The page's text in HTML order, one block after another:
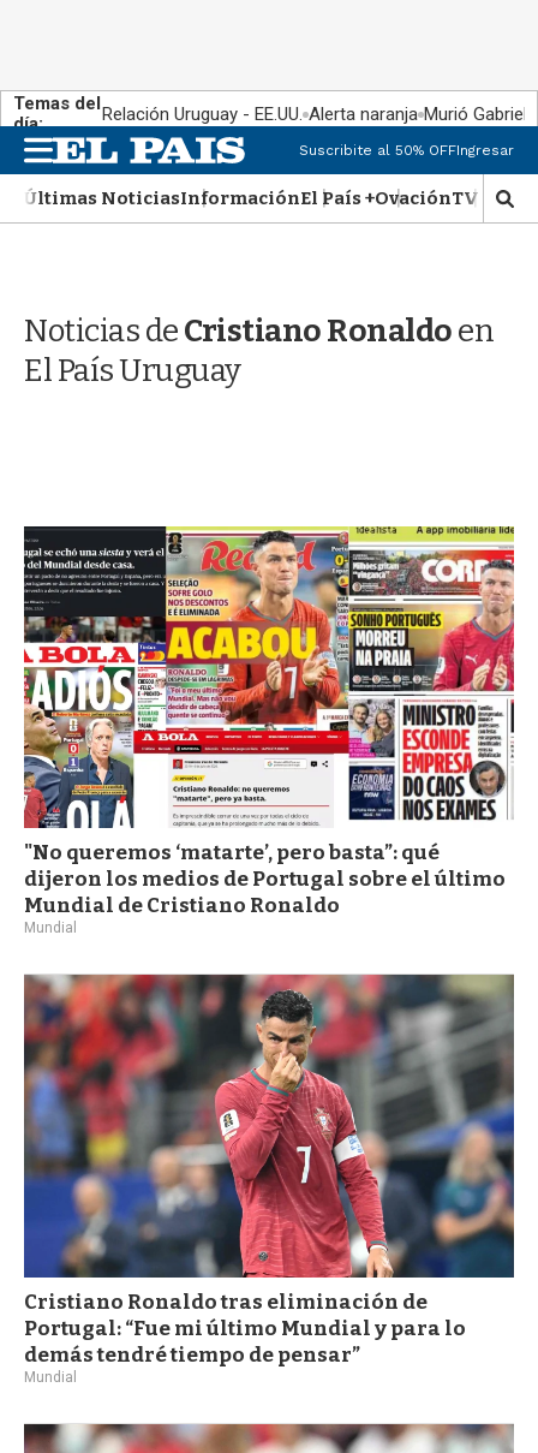
Temas del
día:
Relación Uruguay - EE.UU. Alerta naranja Murió Gabriel
M
e
n
u
Suscribite al 50% OFFIngresar
Últimas NoticiasInformaciónEl País +OvaciónTV Show
M
o
d
a
Noticias deCristiano Ronaldoen
El País Uruguay
"No queremos ‘matarte’, pero basta”: qué
dijeron los medios de Portugal sobre el último
Mundial de Cristiano Ronaldo
Mundial
Cristiano Ronaldo tras eliminación de
Portugal: “Fue mi último Mundial y para lo
demás tendré tiempo de pensar”
Mundial